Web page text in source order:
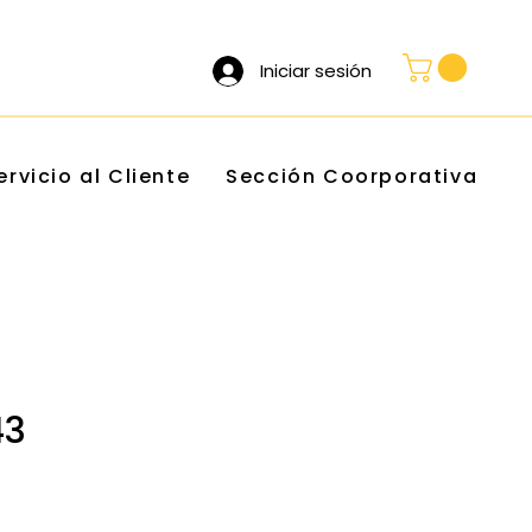
Iniciar sesión
al Cliente Sección Coorporativa